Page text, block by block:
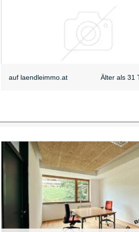
auf laendleimmo.at Älter als 31